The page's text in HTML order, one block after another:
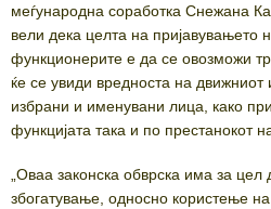
меѓународна соработка Снежана
вели дека целта на пријавувањето
функционерите е да се овозможи
ќе се увиди вредноста на
избрани и именувани лица, како
функцијата така и по престанокот
„Оваа законска обврска има за
збогатување, односно користење